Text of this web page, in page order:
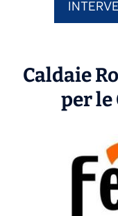
Caldaie
per le